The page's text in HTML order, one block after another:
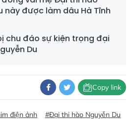
này được làm dâu Hà Tĩnh
chu đáo sự kiện trọng đại
Du
Copy link
điện ảnh #Đại thi hào Nguyễn Du